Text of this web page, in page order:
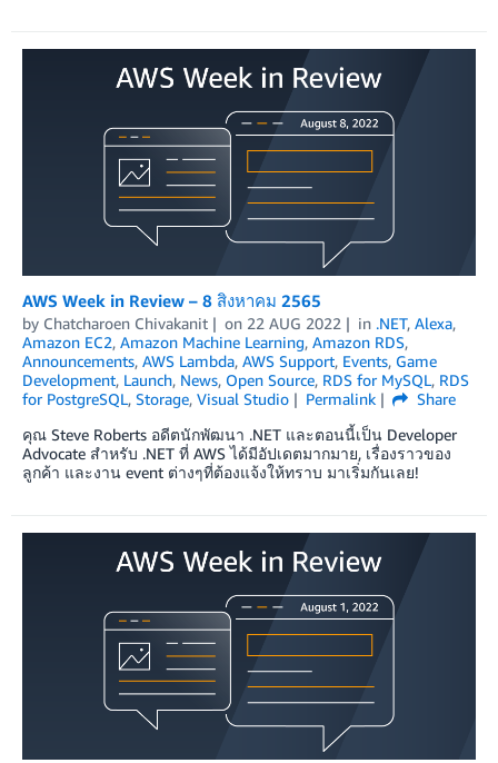
AWS Week in Review – 8 สิงหาคม 2565
by Chatcharoen Chivakanit on 22 AUG 2022 in .NET, Alexa,
Amazon EC2, Amazon Machine Learning, Amazon RDS,
Announcements, AWS Lambda, AWS Support, Events, Game
Development, Launch, News, Open Source, RDS for MySQL, RDS
for PostgreSQL, Storage, Visual Studio Permalink
Share
คุณ Steve Roberts อดีตนักพัฒนา .NET และตอนนี้เป็น Developer
Advocate สำหรับ .NET ที่ AWS ได้มีอัปเดตมากมาย, เรื่องราวของ
ลูกค้า และงาน event ต่างๆที่ต้องแจ้งให้ทราบ มาเริ่มกันเลย!